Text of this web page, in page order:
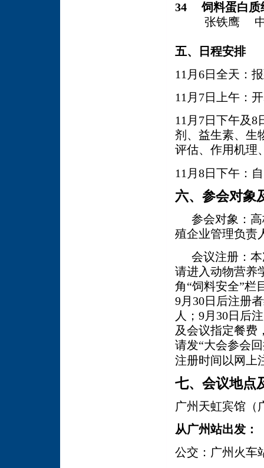
34 饲料蛋白质
张铁鹰 中国
五、日程安排
11 月 6日全天：
11 月 7日上午：
11 月 7日下午及8
剂、益生素、生
评估、作用机理
11 月 8日下午：
六、参会对象
参会对象：
殖企业管理负责
会议注册：
请进入动物营养
角“饲料安全”栏
9月 30日后注册
人； 9月 30日后
及会议指定餐费
请发“大会参会
注册时间以网上
七、会议地点
广州天虹宾馆（
从广州站出发：
公交：广州火车